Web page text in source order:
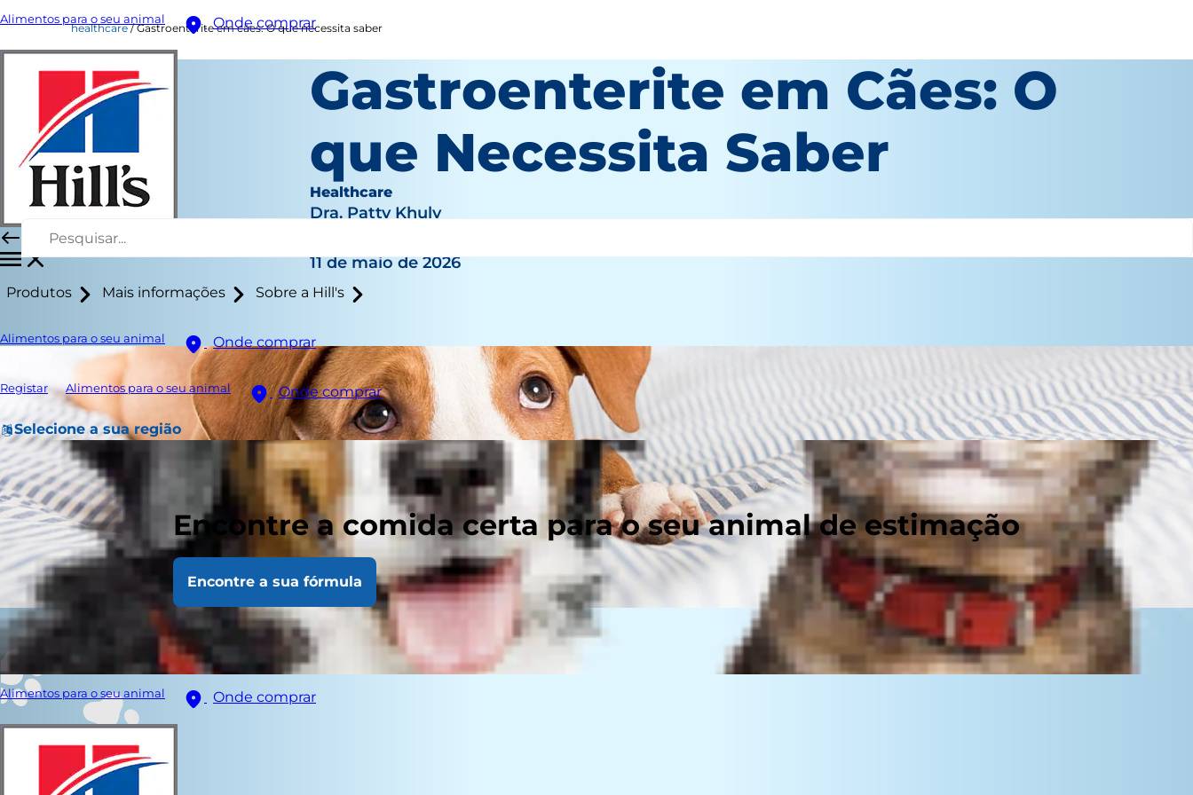
Alimentos para o seu animal Onde comprar
Produtos Mais informações Sobre a Hill's
Alimentos para o seu animal Onde comprar
Registar Alimentos para o seu animal Onde comprar
Selecione a sua região
Encontre a comida certa para o seu animal de estimação
Encontre a sua fórmula
Alimentos para o seu animal Onde comprar
healthcare Gastroenterite em cães: O que necessita saber
Gastroenterite em Cães: O
que Necessita Saber
Healthcare
Dra. Patty Khuly
11 de maio de 2026